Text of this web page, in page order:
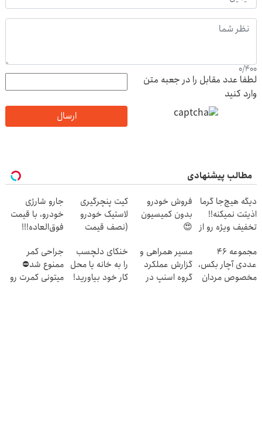
0/400
لطفا عدد مقابل را در جعبه متن
وارد کنید
ارسال
مطالب پیشنهادی
دیگه هیچ‌جا گرما
اذیتت نمیکنه!!
تخفیف ویژه رو از
فروش خودرو
بدون کمیسیون
😍
کیت پنچرگیری
لاستیک خودرو
(نصف قیمت
جارو شارژی
خودرو، با قیمت
فوق‌العاده!!!
مجموعه ۴۶
عددی آچار بکس،
مخصوص مردان
مسیر همراهی و
گزارش عملکرد
گروه اسنپ در
خنکای دلچسب
را به خانه یا محل
کار خود بیاورید!
جراحی کمر
ممنوع شد⛔
میتونی کمرت رو